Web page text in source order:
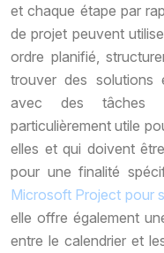
et chaque étape par
de projet peuvent
ordre planifié,
trouver des solutions
avec des tâches
particulièrement utile
elles et qui doivent
pour une finalité
Microsoft Project pour
elle offre également
entre le calendrier et